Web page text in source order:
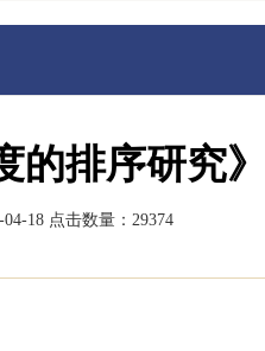
的排序研究
18 点击数量：29374